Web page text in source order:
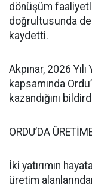
dönüşüm
doğrultusunda
kaydetti.
Akpınar, 2026
kapsamında
kazandığını
ORDU’DA
İki yatırımın
üretim